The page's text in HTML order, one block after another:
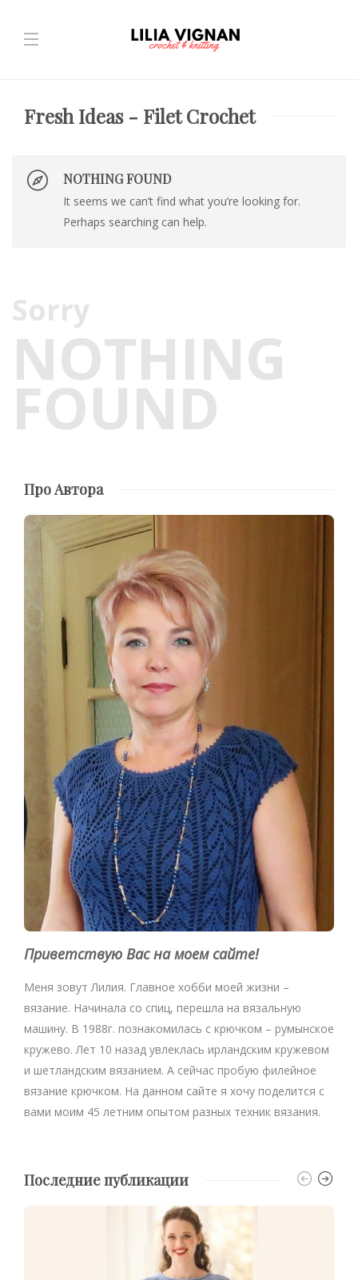
Fresh Ideas - Filet Crochet
NOTHING FOUND
It seems we can’t find what you’re looking for.
Perhaps searching can help.
Sorry
NOTHING
FOUND
Про Автора
Приветствую Вас на моем сайте!
Меня зовут Лилия. Главное хобби моей жизни –
вязание. Начинала со спиц, перешла на вязальную
машину. В 1988г. познакомилась с крючком – румынское
кружево. Лет 10 назад увлеклась ирландским кружевом
и шетландским вязанием. А сейчас пробую филейное
вязание крючком. На данном сайте я хочу поделится с
вами моим 45 летним опытом разных техник вязания.
Последние публикации